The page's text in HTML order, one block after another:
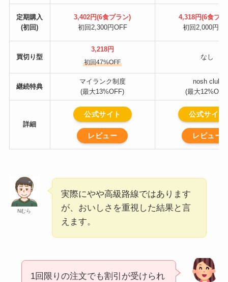
定期購入
(初回)
3,402円(6食プラン)
初回2,300円OFF
4,318円(6食プ
初回2,000円
買切り型
3,218円
初回47%OFF
なし
継続特典
マイランク制度
(最大13%OFF)
nosh club
(最大
詳細
公式サイト
レビュー
公式サイト
レビュー
Nむら
実際にやや高級路線ではあります
が、おいしさを重視した結果と言
えます。
1回限りの注文でも割引が受けられ